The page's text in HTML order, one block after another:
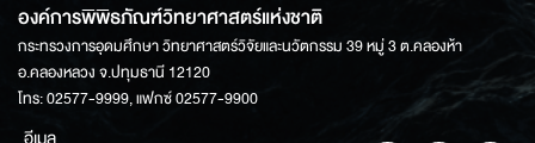
องค์การพิพิธภัณฑ์วิทยาศาสตร์แห่งชาติ
กระทรวงการอุดมศึกษา วิทยาศาสตร์วิจัยและนวัตกรรม 39 หมู่ 3 ต.คลองห้า
อ.คลองหลวง จ.ปทุมธานี 12120
โทร: 02577-9999, แฟกซ์ 02577-9900